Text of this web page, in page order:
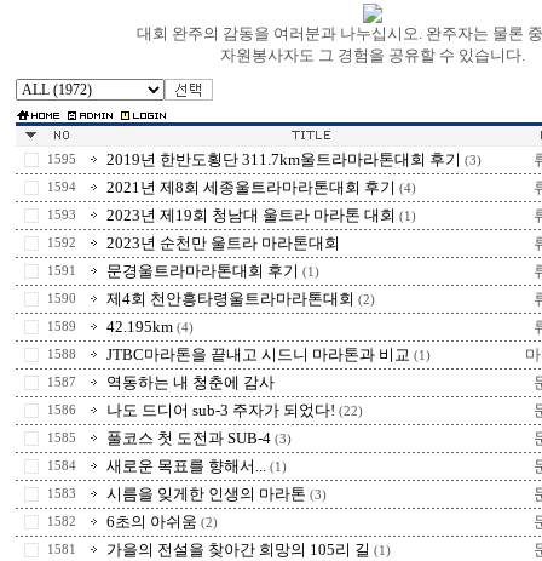
대회 완주의 감동을 여러분과 나누십시오. 완주자는 물론
자원봉사자도 그 경험을 공유할 수 있습니다.
1595 2019년 한반도횡단 311.7km울트라마라톤대회 후기 (3)
1594 2021년 제8회 세종울트라마라톤대회 후기 (4)
1593 2023년 제19회 청남대 울트라 마라톤 대회 (1)
1592 2023년 순천만 울트라 마라톤대회
1591 문경울트라마라톤대회 후기 (1)
1590 제4회 천안흥타령울트라마라톤대회 (2)
1589 42.195km (4)
1588 JTBC마라톤을 끝내고 시드니 마라톤과 비교 (1)
1587 역동하는 내 청춘에 감사
1586 나도 드디어 sub-3 주자가 되었다! (22)
1585 풀코스 첫 도전과 SUB-4 (3)
1584 새로운 목표를 향해서... (1)
1583 시름을 잊게한 인생의 마라톤 (3)
1582 6초의 아쉬움 (2)
1581 가을의 전설을 찾아간 희망의 105리 길 (1)